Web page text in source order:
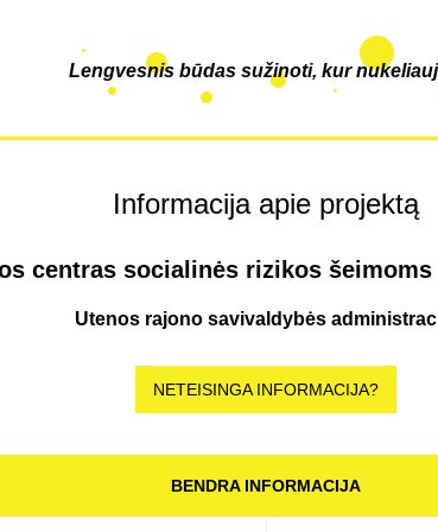
Lengvesnis būdas sužinoti, kur
Informacija apie projektą
centras socialinės rizikos
Utenos rajono savivaldybės
NETEISINGA INFORMACIJA?
BENDRA INFORMACIJA